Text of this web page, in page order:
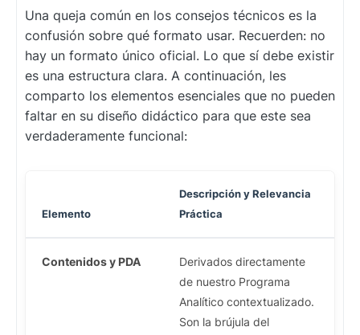
Una queja común en los consejos técnicos es la
confusión sobre qué formato usar. Recuerden: no
hay un formato único oficial. Lo que sí debe existir
es una estructura clara. A continuación, les
comparto los elementos esenciales que no pueden
faltar en su diseño didáctico para que este sea
verdaderamente funcional:
Elemento
Descripción y Relevancia
Práctica
Contenidos y PDA
Derivados directamente
de nuestro Programa
Analítico contextualizado.
Son la brújula del